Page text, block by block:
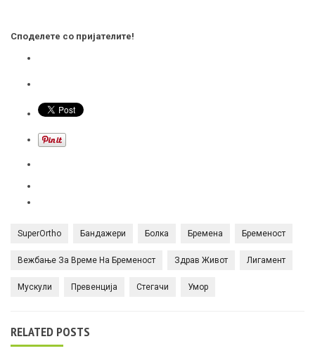
Споделете со пријателите!
SuperOrtho Бандажери Болка Бремена Бременост
Вежбање За Време На Бременост Здрав Живот Лигамент
Мускули Превенција Стегачи Умор
RELATED POSTS